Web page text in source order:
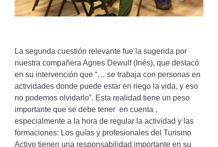
La segunda cuestión relevante fue la sugerida por
nuestra compañera Agnes Dewulf (Inés), que destacó
en su intervención que “… se trabaja con personas en
actividades donde puede estar en riego la vida, y eso
no podemos olvidarlo”. Esta realidad tiene un peso
importante que se debe tener en cuenta ,
especialmente a la hora de regular la actividad y las
formaciones: Los guías y profesionales del Turismo
Activo tienen una responsabilidad importante en su